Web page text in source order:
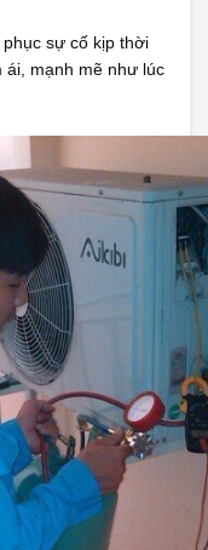
sự cố kịp thời
ái, mạnh mẽ như lúc